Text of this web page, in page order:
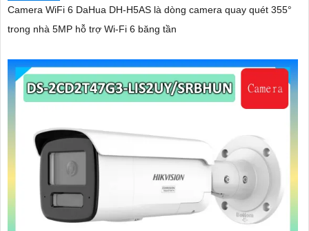
Camera WiFi 6 DaHua DH-H5AS là dòng camera quay quét 355°
trong nhà 5MP hỗ trợ Wi-Fi 6 băng tần